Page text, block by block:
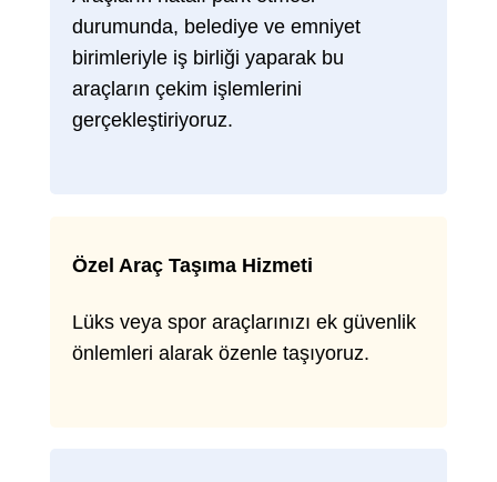
durumunda, belediye ve emniyet
birimleriyle iş birliği yaparak bu
araçların çekim işlemlerini
gerçekleştiriyoruz.
Özel Araç Taşıma Hizmeti
Lüks veya spor araçlarınızı ek güvenlik
önlemleri alarak özenle taşıyoruz.